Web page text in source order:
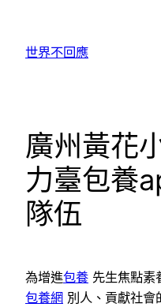
世界不回應
廣州黃花
力臺包養
隊伍
為增進包養 先生焦點素
包養網 別人、貢獻社會